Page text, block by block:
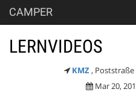
CAMPER
LERNVIDEOS
KMZ , Poststraße
Mar 20,